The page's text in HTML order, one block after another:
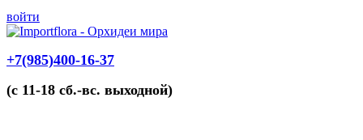
войти
+7(985)400-16-37
(с 11-18 сб.-вс. выходной)